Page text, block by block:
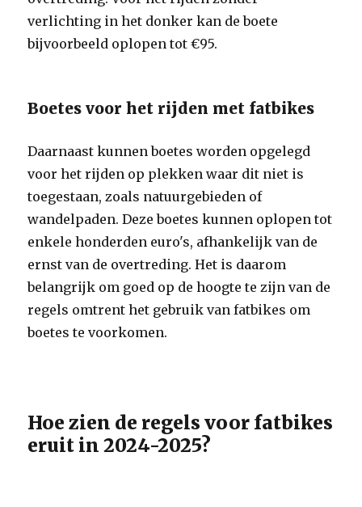
verlichting in het donker kan de boete
bijvoorbeeld oplopen tot €95.
Boetes voor het rijden met fatbikes
Daarnaast kunnen boetes worden opgelegd
voor het rijden op plekken waar dit niet is
toegestaan, zoals natuurgebieden of
wandelpaden. Deze boetes kunnen oplopen tot
enkele honderden euro's, afhankelijk van de
ernst van de overtreding. Het is daarom
belangrijk om goed op de hoogte te zijn van de
regels omtrent het gebruik van fatbikes om
boetes te voorkomen.
Hoe zien de regels voor fatbikes
eruit in 2024-2025?